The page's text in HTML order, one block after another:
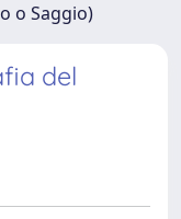
o Saggio)
del